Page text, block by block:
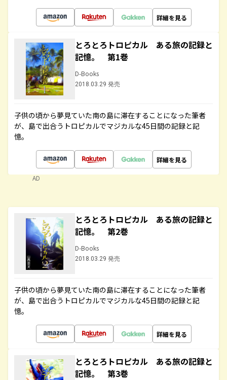
詳細を見る
とろとろトロピカル ある旅の記録と
記憶。 第1巻
D-Books
2018.03.29 発売
子供の頃から夢見ていた南の島に滞在することになった筆者
が、島で出合うトロピカルでマジカルな45日間の記録と記
憶。
詳細を見る
AD
とろとろトロピカル ある旅の記録と
記憶。 第2巻
D-Books
2018.03.29 発売
子供の頃から夢見ていた南の島に滞在することになった筆者
が、島で出合うトロピカルでマジカルな45日間の記録と記
憶。
詳細を見る
とろとろトロピカル ある旅の記録と
記憶。 第3巻